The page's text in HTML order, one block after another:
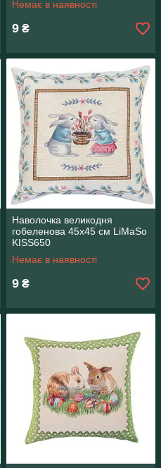
Немає в наявності
9 ₴
Наволочка великодня
гобеленова 45х45 см LiMaSo
KISS650
Немає в наявності
9 ₴